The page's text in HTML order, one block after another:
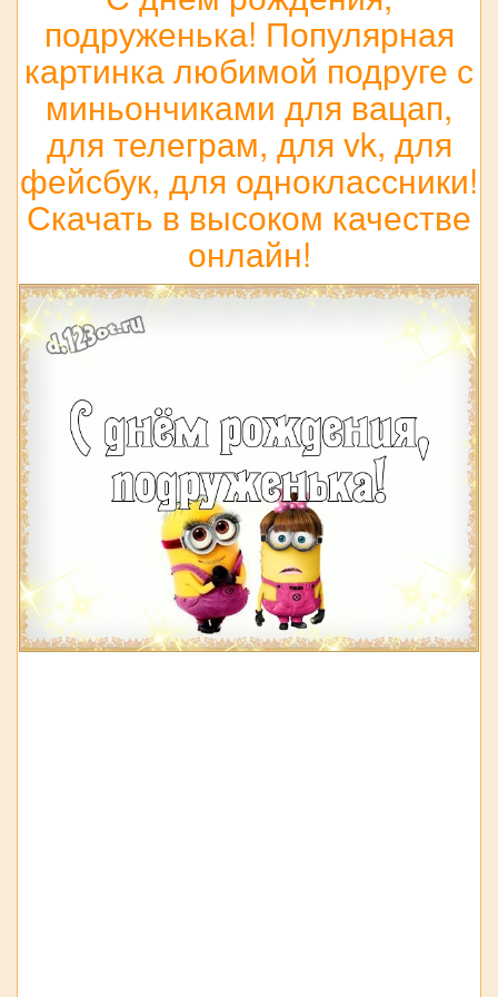
подруженька! Популярная
картинка любимой подруге с
миньончиками для вацап,
для телеграм, для vk, для
фейсбук, для одноклассники!
Скачать в высоком качестве
онлайн!